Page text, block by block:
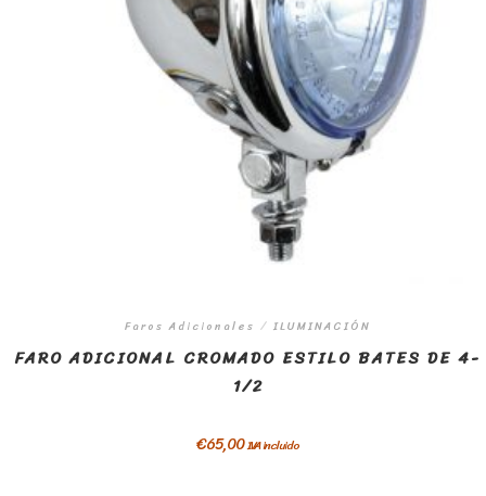
Faros Adicionales / ILUMINACIÓN
FARO ADICIONAL CROMADO ESTILO BATES DE 4-
1/2
€65,00IVA incluido